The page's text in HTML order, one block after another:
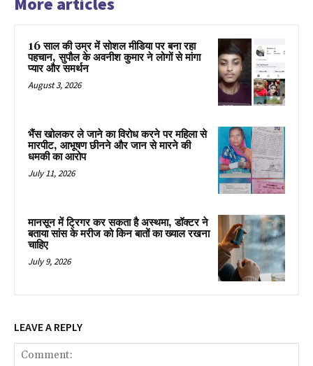
16 साल की उम्र में सोशल मीडिया पर बना रहा
पहचान, सुपौल के अवनीश कुमार ने लोगों से मांगा
प्यार और समर्थन
August 3, 2026
भैंस खोलकर ले जाने का विरोध करने पर महिला से
मारपीट, आभूषण छीनने और जान से मारने की
धमकी का आरोप
July 11, 2026
मानसून में ट्रिगर कर सकता है अस्थमा, डॉक्टर ने
बताया सांस के मरीज को किन बातों का ख्याल रखना
चाहिए
July 9, 2026
LEAVE A REPLY